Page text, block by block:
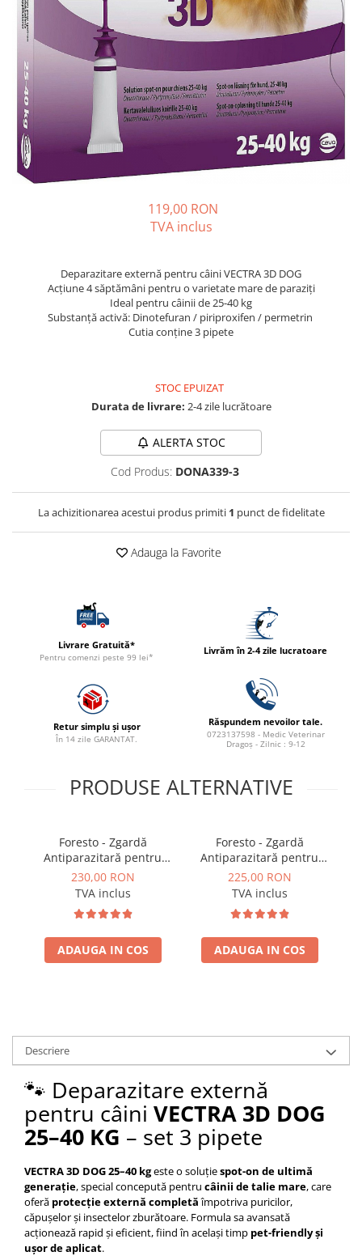
SALAM
SUPA
DIETE VETERINARE
ROYAL CANIN DIETE
HILLS PD
Calibra Diets
MONGE
ANTIPARAZITARE EXTERNE
VITAMINE ȘI SUPLIMENTE
Recipient hrana
PLICURI
CONSERVE
DIETE VETERINARE
DIETĂ USCATĂ
DIETĂ UMEDĂ
ANTIPARAZITARE EXTERNE
PIPETE
ADVANTAGE
PASTILE
ANTIPARAZITARE INTERNE
SUPLIMENTE
119,00 RON
TVA inclus
Deparazitare externă pentru câini VECTRA 3D DOG
Acțiune 4 săptămâni pentru o varietate mare de paraziți
Ideal pentru câinii de 25-40 kg
Substanță activă: Dinotefuran / piriproxifen / permetrin
Cutia conține 3 pipete
STOC EPUIZAT
Durata de livrare: 2-4 zile lucrătoare
ALERTA STOC
Cod Produs: DONA339-3
La achizitionarea acestui produs primiti 1 punct de fidelitate
Adauga la Favorite
Livrare Gratuită*
Pentru comenzi peste 99 lei*
Livrăm în 2-4 zile lucratoare
Retur simplu și ușor
În 14 zile GARANTAT.
Răspundem nevoilor tale.
0723137598 - Medic Veterinar
Dragoș - Zilnic : 9-12
PRODUSE ALTERNATIVE
Foresto - Zgardă
Antiparazitară pentru
câini mari peste 8 kg (70
cm), până la 8 luni de
purecilor și căpușelor
230,00 RON
TVA inclus
ADAUGA IN COS
Foresto - Zgardă
Antiparazitară pentru
câini mici și pisici (38 cm)
225,00 RON
TVA inclus
ADAUGA IN COS
Descriere
🐾 Deparazitare externă
pentru câini VECTRA 3D DOG
25–40 KG – set 3 pipete
VECTRA 3D DOG 25–40 kgeste o soluțiespot-on de ultimă
generație, special concepută pentru câinii de talie mare, care
oferă protecție externă completăîmpotriva puricilor,
căpușelor și insectelor zburătoare. Formula sa avansată
acționează rapid și eficient, fiind în același timp pet-friendly și
ușor de aplicat.